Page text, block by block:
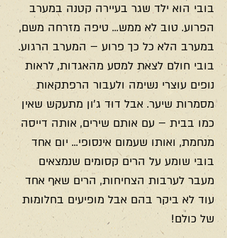
בובי הוא ילד שגר בעיירה קטנה במערב
הפרוע. טוב לא ממש… טיפה מזרחה משם,
במערב הלא כל כך פרוע – המערב הרגוע.
בובי חולם לצאת למסע מהאגדות, לראות
נופים עוצרי נשימה ולעבור הרפתקאות
מסמרות שיער. אבל דוד ג'ון מתעקש שאין
כמו בבית – עם אותם שירים, אותה דייסה
מנחמת, ואותו שעמום אינסופי… יום אחד
בובי שומע על הרים קסומים שנמצאים
מעבר לערבות הצחיחות, הרים שאף אחד
עוד לא ביקר בהם אבל מופיעים בחלומות
של כולם!